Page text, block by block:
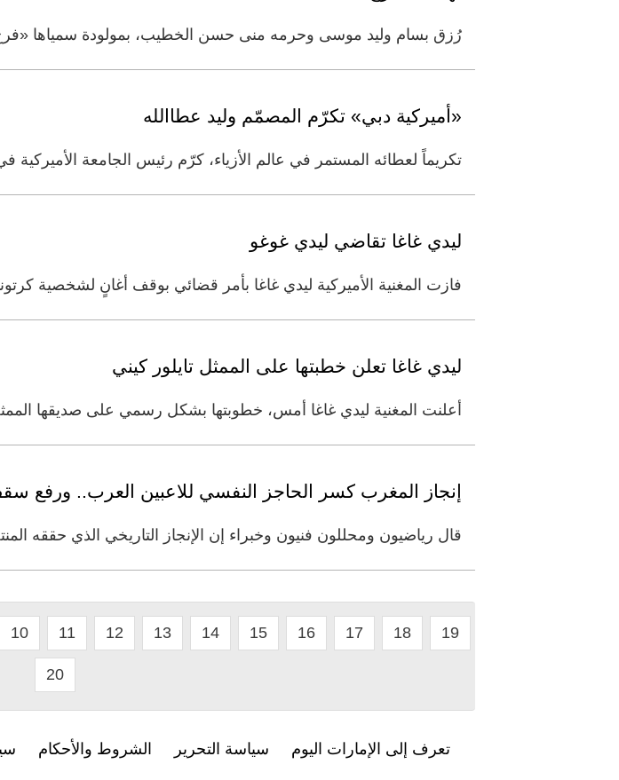
رُزق بسام وليد موسى وحرمه منى حسن الخطيب، بمولودة سمياها
«أميركية دبي» تكرّم المصمّم وليد عطاالله
تكريماً لعطائه المستمر في عالم الأزياء، كرّم رئيس الجامعة الأميركية
ليدي غاغا تقاضي ليدي غوغو
فازت المغنية الأميركية ليدي غاغا بأمر قضائي بوقف أغانٍ لشخصية
ليدي غاغا تعلن خطبتها على الممثل تايلور كيني
أعلنت المغنية ليدي غاغا أمس، خطوبتها بشكل رسمي على صديقها الممثل تايلور
إنجاز المغرب كسر الحاجز النفسي للاعبين العرب.. ورفع
قال رياضيون ومحللون فنيون وخبراء إن الإنجاز التاريخي الذي حققه
10 11 12 13 14 15 16 17 18 19
20
تعرف إلى الإمارات اليوم سياسة التحرير الشروط والأحكام